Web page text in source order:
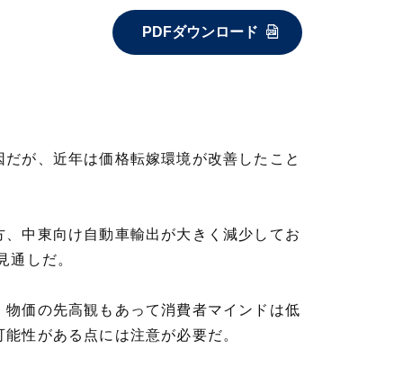
PDFダウンロード
が、近年は価格転嫁環境が改善したこと
中東向け自動車輸出が大きく減少してお
通しだ。
価の先高観もあって消費者マインドは低
性がある点には注意が必要だ。